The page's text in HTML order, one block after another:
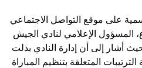
على موقع التواصل الاجتماعي
الإعلامي لنادي الجيش
أشار إلى أن إدارة النادي بذلت
المتعلقة بتنظيم المباراة